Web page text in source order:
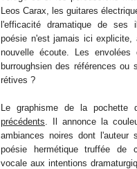
Leos Carax, les guitares
l'efficacité dramatique de ses
poésie n'est jamais ici explicite,
nouvelle écoute. Les envolées
burroughsien des références ou
rétives ?
Le graphisme de la pochette
précédents . Il annonce la
ambiances noires dont
poésie hermétique truffée de
vocale aux intentions